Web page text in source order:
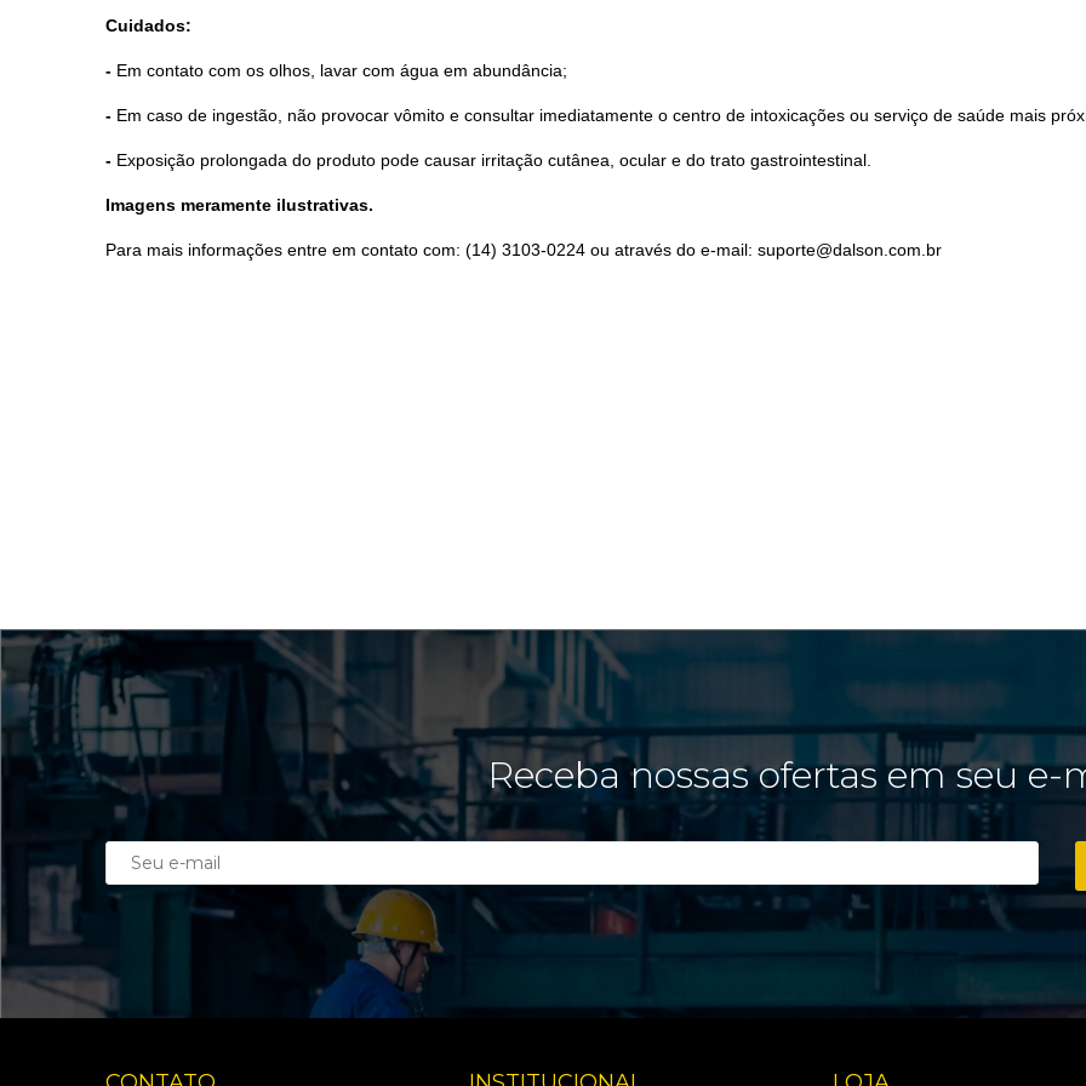
Cuidados:
- Em contato com os olhos, lavar com água em abundância;
- Em caso de ingestão, não provocar vômito e consultar imediatamente o centro de intoxicações ou serviço de saúde mais
- Exposição prolongada do produto pode causar irritação cutânea, ocular e do trato gastrointestinal.
Imagens meramente ilustrativas.
Para mais informações entre em contato com: (14) 3103-0224 ou através do e-mail: suporte@dalson.com.br
Receba nossas ofertas em seu e-